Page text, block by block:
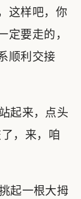
这样吧，你
定要走的，
顺利交接
起来，点头
，来，咱
起一根大拇